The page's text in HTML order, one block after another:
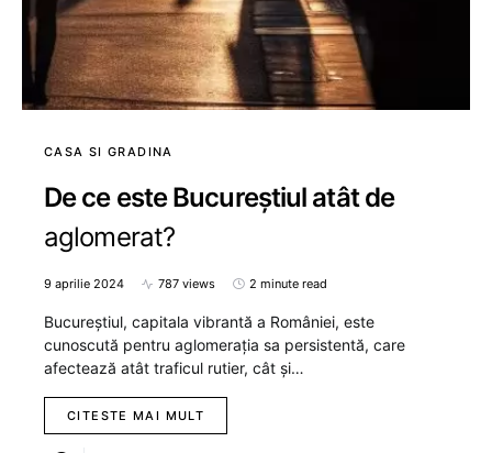
CASA SI GRADINA
De ce este Bucureștiul atât de
aglomerat?
9 aprilie 2024 787 views 2 minute read
Bucureștiul, capitala vibrantă a României, este
cunoscută pentru aglomerația sa persistentă, care
afectează atât traficul rutier, cât și…
CITESTE MAI MULT